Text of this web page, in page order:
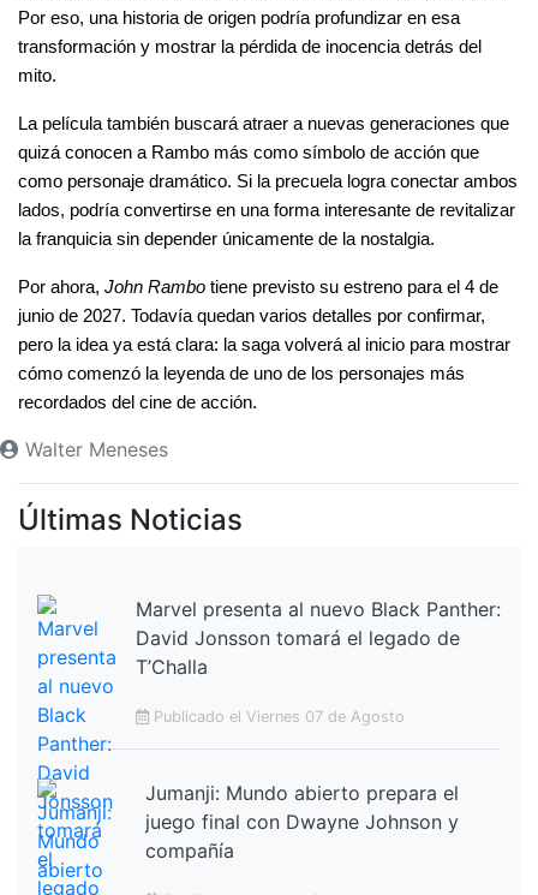
Por eso, una historia de origen podría profundizar en esa
transformación y mostrar la pérdida de inocencia detrás del
mito.
La película también buscará atraer a nuevas generaciones que
quizá conocen a Rambo más como símbolo de acción que
como personaje dramático. Si la precuela logra conectar ambos
lados, podría convertirse en una forma interesante de revitalizar
la franquicia sin depender únicamente de la nostalgia.
Por ahora, John Rambo tiene previsto su estreno para el 4 de
junio de 2027. Todavía quedan varios detalles por confirmar,
pero la idea ya está clara: la saga volverá al inicio para mostrar
cómo comenzó la leyenda de uno de los personajes más
recordados del cine de acción.
Walter Meneses
Últimas Noticias
Marvel presenta al nuevo Black Panther:
David Jonsson tomará el legado de
T’Challa
Publicado el Viernes 07 de Agosto
Jumanji: Mundo abierto prepara el
juego final con Dwayne Johnson y
compañía